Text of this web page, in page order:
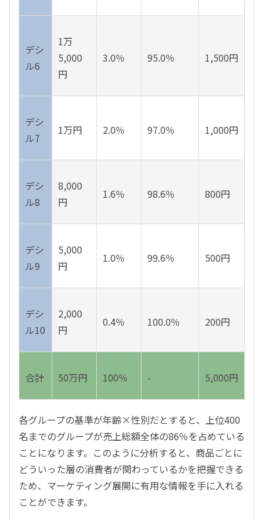
デシ
ル6
1万
5,000
円
3.0％ 95.0％ 1,500円
デシ
ル7
1万円 2.0％ 97.0％ 1,000円
デシ
ル8
8,000
円
1.6％ 98.6％ 800円
デシ
ル9
5,000
円
1.0％ 99.6％ 500円
デシ
ル10
2,000
円
0.4％ 100.0％ 200円
合計 50万円 100％ - 5,000円
各グループの基準が年齢×性別だとすると、上位400
名までのグループが売上総額全体の86％を占めている
ことになります。このように分析すると、商品ごとに
どういった層の消費者が関わっているかを把握できる
ため、マーケティング展開に有用な情報を手に入れる
ことができます。